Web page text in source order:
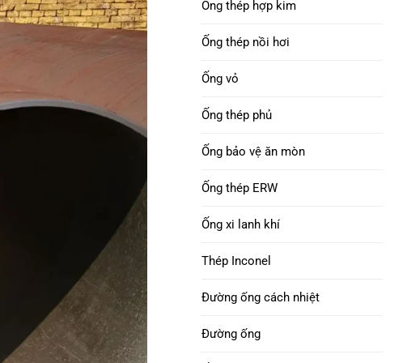
Niken 690 Ống thép
Hợp kim INCONEL 718
ống thép
Niken 800, 800H,
800Ống hợp kim HT
Ống thép hợp kim HX
Hợp kim niken 52 Ống
thép
xoắn ốc
Ống vỏ H40 octg
VỎ J55 & ỐNG
Ống vỏ V150
uốn ống : thép cacbon, thép hợp kim và
thép không gỉ
Ống thép hợp kim
Ống thép nồi hơi
Ống vỏ
Ống thép phủ
Ống bảo vệ ăn mòn
Ống thép ERW
Ống xi lanh khí
Thép Inconel
Đường ống cách nhiệt
Đường ống